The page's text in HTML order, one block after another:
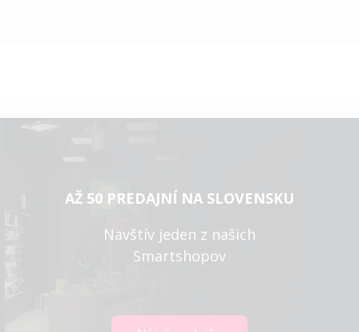
AŽ 50 PREDAJNÍ NA SLOVENSKU
Navštív jeden z našich
Smartshopov